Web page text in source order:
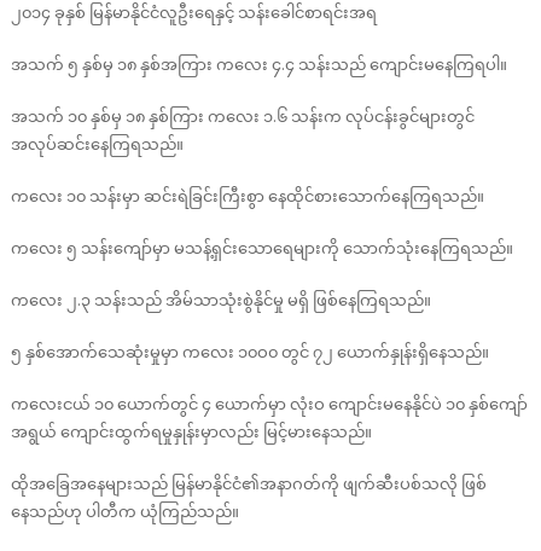
၂၀၁၄ ခုနှစ် မြန်မာနိုင်ငံလူဦးရေနှင့် သန်းခေါင်စာရင်းအရ
အသက် ၅ နှစ်မှ ၁၈ နှစ်အကြား ကလေး ၄.၄ သန်းသည် ကျောင်းမနေကြရပါ။
အသက် ၁၀ နှစ်မှ ၁၈ နှစ်ကြား ကလေး ၁.၆ သန်းက လုပ်ငန်းခွင်များတွင်
အလုပ်ဆင်းနေကြရသည်။
ကလေး ၁၀ သန်းမှာ ဆင်းရဲခြင်းကြီးစွာ နေထိုင်စားသောက်နေကြရသည်။
ကလေး ၅ သန်းကျော်မှာ မသန့်ရှင်းသောရေများကို သောက်သုံးနေကြရသည်။
ကလေး ၂.၃ သန်းသည် အိမ်သာသုံးစွဲနိုင်မှု မရှိ ဖြစ်နေကြရသည်။
၅ နှစ်အောက်သေဆုံးမှုမှာ ကလေး ၁၀ဝ၀ တွင် ၇၂ ယောက်နှုန်းရှိနေသည်။
ကလေးငယ် ၁၀ ယောက်တွင် ၄ ယောက်မှာ လုံးဝ ကျောင်းမနေနိုင်ပဲ ၁၀ နှစ်ကျော်
အရွယ် ကျောင်းထွက်ရမှုနှုန်းမှာလည်း မြင့်မားနေသည်။
ထိုအခြေအနေများသည် မြန်မာနိုင်ငံ၏အနာဂတ်ကို ဖျက်ဆီးပစ်သလို ဖြစ်
နေသည်ဟု ပါတီက ယုံကြည်သည်။